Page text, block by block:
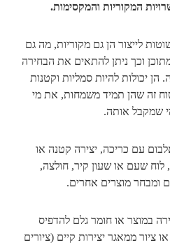
המקוריות והמקסימות.
לייצור הן גם מקוריות, מה גם
וכך ניתן להתאים את הבחירה
יכולות להיות סמליות וקטנות
זה שהן תמיד משמחות, את מי
שמקבל אותה.
עם כריכה, יצירה קטנה או
לוח שעם או שעון קיר, חולצה,
ומבחר מוצרים אחרים.
במוצר או חומר גלם להדפיס
ציור ממאגר יצירות קיים (ציורים